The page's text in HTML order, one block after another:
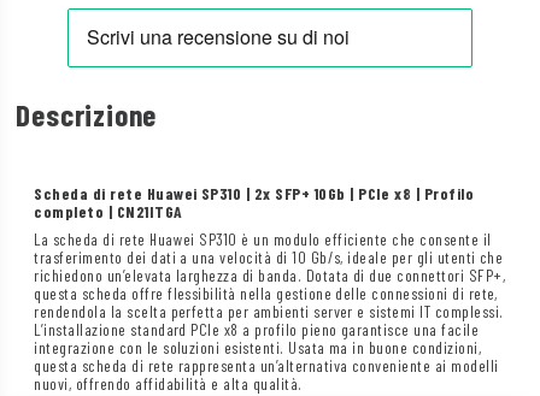
Descrizione
Scheda di rete Huawei SP310 | 2x SFP+ 10Gb | PCIe x8 | Profilo
completo | CN21ITGA
La scheda di rete Huawei SP310 è un modulo efficiente che consente il
trasferimento dei dati a una velocità di 10 Gb/s, ideale per gli utenti che
richiedono un’elevata larghezza di banda. Dotata di due connettori SFP+,
questa scheda offre flessibilità nella gestione delle connessioni di rete,
rendendola la scelta perfetta per ambienti server e sistemi IT complessi.
L’installazione standard PCIe x8 a profilo pieno garantisce una facile
integrazione con le soluzioni esistenti. Usata ma in buone condizioni,
questa scheda di rete rappresenta un’alternativa conveniente ai modelli
nuovi, offrendo affidabilità e alta qualità.